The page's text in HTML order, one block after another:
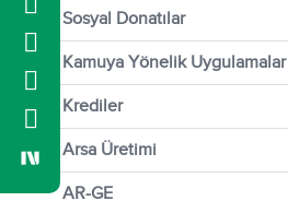
Sosyal Donatılar
Kamuya Yönelik Uygulamalar
Krediler
Arsa Üretimi
AR-GE